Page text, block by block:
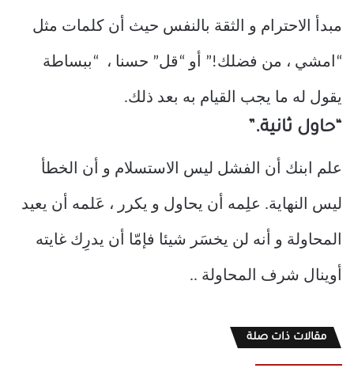
مبدأ الاحترام و الثقة بالنفس حيث أن كلمات مثل
“امشي ، من فضلك!” أو “قل” حسنا ، “ببساطة
يقول له ما يجب القيام به بعد ذلك.
“حاول ثانية.”
علم ابنك أن الفشل ليس الاستسلام و أن الخطأ
ليس النهاية. علِمه أن يحاول و يكرر ، عَلمه أن يعيد
المحاولة و أنه لن يخسَر شيئا فإمّا أن يدرِك غايته
أوينال شرف المحاولة ..
مقالات ذات صلة